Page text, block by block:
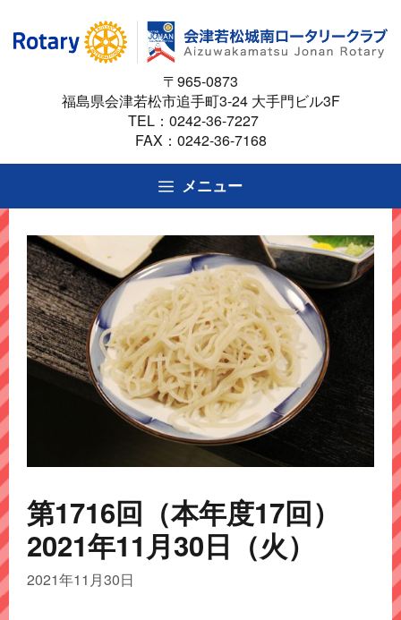
ス
ッ
プ
〒965-0873
福島県会津若松市追手町3-24 大手門ビル3F
TEL： 0242-36-7227
FAX：0242-36-7168
メニュー
第1716回（本年度17回）
2021年11月30日（火）
2021年11月30日